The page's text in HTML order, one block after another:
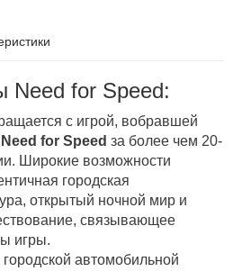
Need for Speed:
с игрой, вобравшей
Need for Speed за более чем 20-
Широкие возможности
городская
открытый ночной мир и
связывающее
игры.
автомобильной